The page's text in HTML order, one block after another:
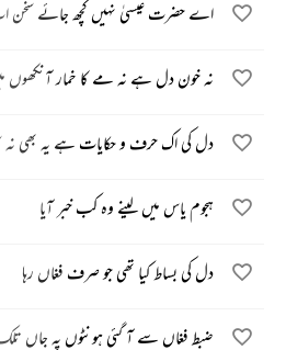
اے حضرت عیسیٰ نہیں کچھ جائے سخن
نہ خون دل ہے نہ مے کا خمار آنکھوں
دل کی اک حرف و حکایات ہے یہ بھی نہ
ہجوم یاس میں لینے وہ کب خبر آیا
دل کی بساط کیا تھی جو صرف فغاں رہا
ضبط فغاں سے آ گئی ہونٹوں پہ جاں